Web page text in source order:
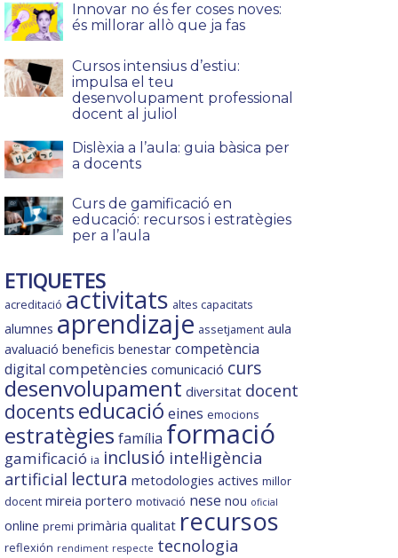
Innovar no és fer coses noves:
és millorar allò que ja fas
Cursos intensius d’estiu:
impulsa el teu
desenvolupament professional
docent al juliol
Dislèxia a l’aula: guia bàsica per
a docents
Curs de gamificació en
educació: recursos i estratègies
per a l’aula
ETIQUETES
acreditació activitats altes capacitats
alumnes aprendizaje assetjament aula
avaluació beneficis benestar competència
digital competències comunicació curs
desenvolupament diversitat docent
docents educació eines emocions
estratègies família formació
gamificació ia inclusió intel·ligència
artificial lectura metodologies actives millor
docent mireia portero motivació nese nou oficial
online premi primària qualitat recursos
reflexión rendiment respecte tecnologia